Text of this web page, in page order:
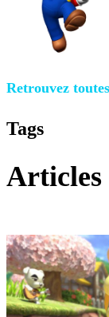
Retrouvez
Tags
Articles